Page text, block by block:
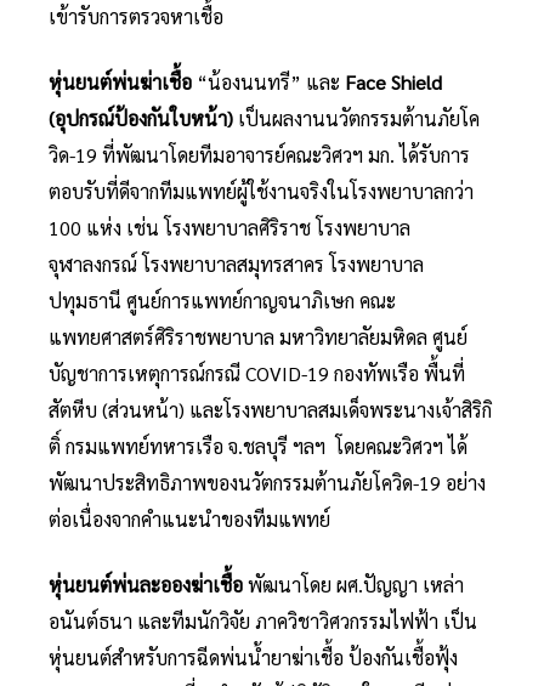
เข้ารับการตรวจหาเชื้อ
หุ่นยนต์พ่นฆ่าเชื้อ “น้องนนทรี” และ Face Shield
(อุปกรณ์ป้องกันใบหน้า) เป็นผลงานนวัตกรรมต้านภัยโค
วิด-19 ที่พัฒนาโดยทีมอาจารย์คณะวิศวฯ มก. ได้รับการ
ตอบรับที่ดีจากทีมแพทย์ผู้ใช้งานจริงในโรงพยาบาลกว่า
100 แห่ง เช่น โรงพยาบาลศิริราช โรงพยาบาล
จุฬาลงกรณ์ โรงพยาบาลสมุทรสาคร โรงพยาบาล
ปทุมธานี ศูนย์การแพทย์กาญจนาภิเษก คณะ
แพทยศาสตร์ศิริราชพยาบาล มหาวิทยาลัยมหิดล ศูนย์
บัญชาการเหตุการณ์กรณี COVID-19 กองทัพเรือ พื้นที่
สัตหีบ (ส่วนหน้า) และโรงพยาบาลสมเด็จพระนางเจ้าสิริกิ
ติ์ กรมแพทย์ทหารเรือ จ.ชลบุรี ฯลฯ โดยคณะวิศวฯ ได้
พัฒนาประสิทธิภาพของนวัตกรรมต้านภัยโควิด-19 อย่าง
ต่อเนื่องจากคำแนะนำของทีมแพทย์
หุ่นยนต์พ่นละอองฆ่าเชื้อพัฒนาโดย ผศ.ปัญญา เหล่า
อนันต์ธนา และทีมนักวิจัย ภาควิชาวิศวกรรมไฟฟ้า เป็น
หุ่นยนต์สำหรับการฉีดพ่นน้ำยาฆ่าเชื้อ ป้องกันเชื้อฟุ้ง